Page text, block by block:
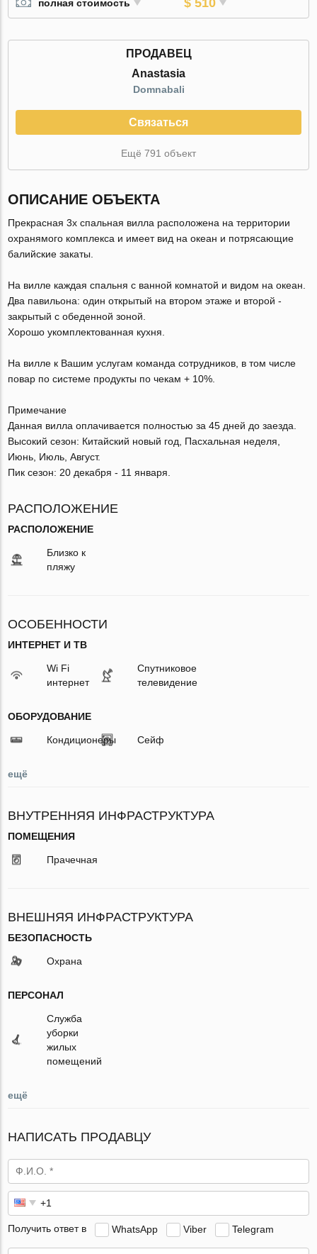
полная стоимость
ПРОДАВЕЦ
Anastasia
Domnabali
Связаться
Ещё 791 объект
ОПИСАНИЕ ОБЪЕКТА
Прекрасная 3х спальная вилла расположена на территории
охранямого комплекса и имеет вид на океан и потрясающие
балийские закаты.
На вилле каждая спальня с ванной комнатой и видом на океан.
Два павильона: один открытый на втором этаже и второй -
закрытый с обеденной зоной.
Хорошо укомплектованная кухня.
На вилле к Вашим услугам команда сотрудников, в том числе
повар по системе продукты по чекам + 10%.
Примечание
Данная вилла оплачивается полностью за 45 дней до заезда.
Высокий сезон: Китайский новый год, Пасхальная неделя,
Июнь, Июль, Август.
Пик сезон: 20 декабря - 11 января.
РАСПОЛОЖЕНИЕ
РАСПОЛОЖЕНИЕ
Близко к
пляжу
ОСОБЕННОСТИ
ИНТЕРНЕТ И ТВ
Wi Fi
интернет
Спутниковое
телевидение
ОБОРУДОВАНИЕ
Кондиционеры Сейф
ещё
ВНУТРЕННЯЯ ИНФРАСТРУКТУРА
ПОМЕЩЕНИЯ
Прачечная
ВНЕШНЯЯ ИНФРАСТРУКТУРА
БЕЗОПАСНОСТЬ
Охрана
ПЕРСОНАЛ
Служба
уборки
жилых
помещений
ещё
НАПИСАТЬ ПРОДАВЦУ
Получить ответ в WhatsApp Viber Telegram